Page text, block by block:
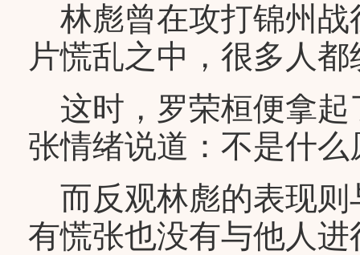
林彪曾在攻打锦州战
片慌乱之中，很多人
这时，罗荣桓便拿起
张情绪说道：不是什
而反观林彪的表现则
有慌张也没有与他人